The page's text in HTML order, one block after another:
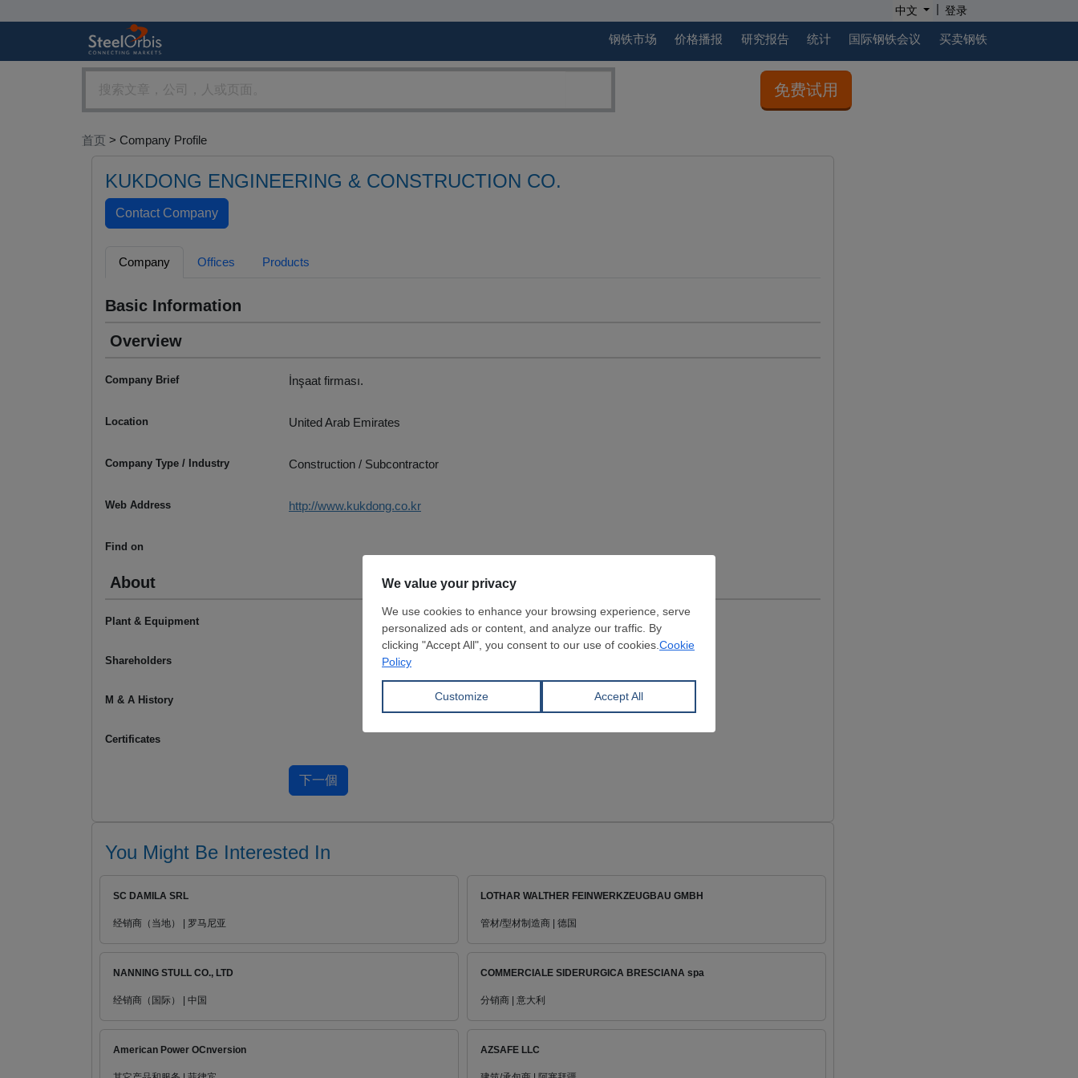
中文 | 登录
钢铁市场 价格播报 研究报告 统计 国际钢铁会议 买卖钢铁
免费试用
首页 > Company Profile
KUKDONG ENGINEERING & CONSTRUCTION CO.
Company Offices Products
Basic Information
Overview
Company Brief İnşaat firması.
Location United Arab Emirates
Company Type / Industry Construction / Subcontractor
Web Address http://www.kukdong.co.kr
Find on
About
Plant & Equipment
Shareholders
M & A History
Certificates
You Might Be Interested In
SC DAMILA SRL
经销商（当地） | 罗马尼亚
LOTHAR WALTHER FEINWERKZEUGBAU GMBH
管材/型材制造商 | 德国
NANNING STULL CO., LTD
经销商（国际） | 中国
COMMERCIALE SIDERURGICA BRESCIANA spa
分销商 | 意大利
American Power OCnversion AZSAFE LLC